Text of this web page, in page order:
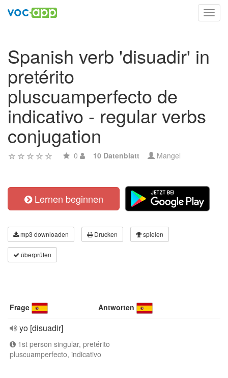
Spanish verb 'disuadir' in
pretérito
pluscuamperfecto de
indicativo - regular verbs
conjugation
0 10 Datenblatt Mangel
Lernen beginnen
mp3 downloaden Drucken spielen
überprüfen
Frage Antworten
yo [disuadir]
1st person singular, pretérito
pluscuamperfecto, indicativo